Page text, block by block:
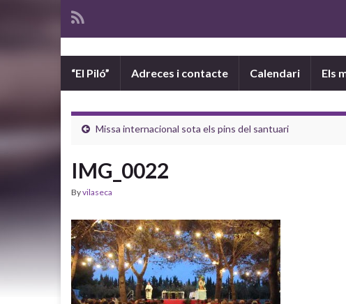
“El Piló” Adreces i contacte Calendari Els
Missa internacional sota els pins del santuari
IMG_0022
Byvilaseca